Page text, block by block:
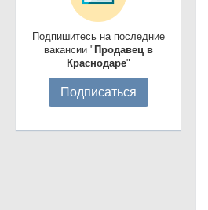
Подпишитесь на последние
вакансии " Продавец в
Краснодаре"
Подписаться